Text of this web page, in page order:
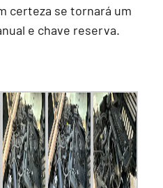
certeza se tornará um
e chave reserva.